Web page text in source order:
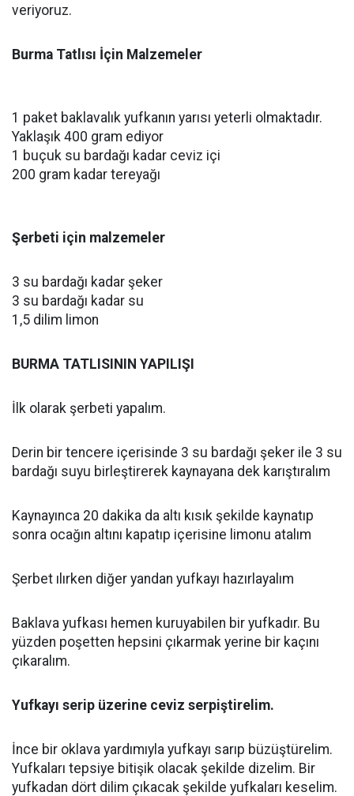
veriyoruz.
Burma Tatlısı İçin Malzemeler
1 paket baklavalık yufkanın yarısı yeterli olmaktadır.
Yaklaşık 400 gram ediyor
1 buçuk su bardağı kadar ceviz içi
200 gram kadar tereyağı
Şerbeti için malzemeler
3 su bardağı kadar şeker
3 su bardağı kadar su
1,5 dilim limon
BURMA TATLISININ YAPILIŞI
İlk olarak şerbeti yapalım.
Derin bir tencere içerisinde 3 su bardağı şeker ile 3 su
bardağı suyu birleştirerek kaynayana dek karıştıralım
Kaynayınca 20 dakika da altı kısık şekilde kaynatıp
sonra ocağın altını kapatıp içerisine limonu atalım
Şerbet ılırken diğer yandan yufkayı hazırlayalım
Baklava yufkası hemen kuruyabilen bir yufkadır. Bu
yüzden poşetten hepsini çıkarmak yerine bir kaçını
çıkaralım.
Yufkayı serip üzerine ceviz serpiştirelim.
İnce bir oklava yardımıyla yufkayı sarıp büzüştürelim.
Yufkaları tepsiye bitişik olacak şekilde dizelim. Bir
yufkadan dört dilim çıkacak şekilde yufkaları keselim.